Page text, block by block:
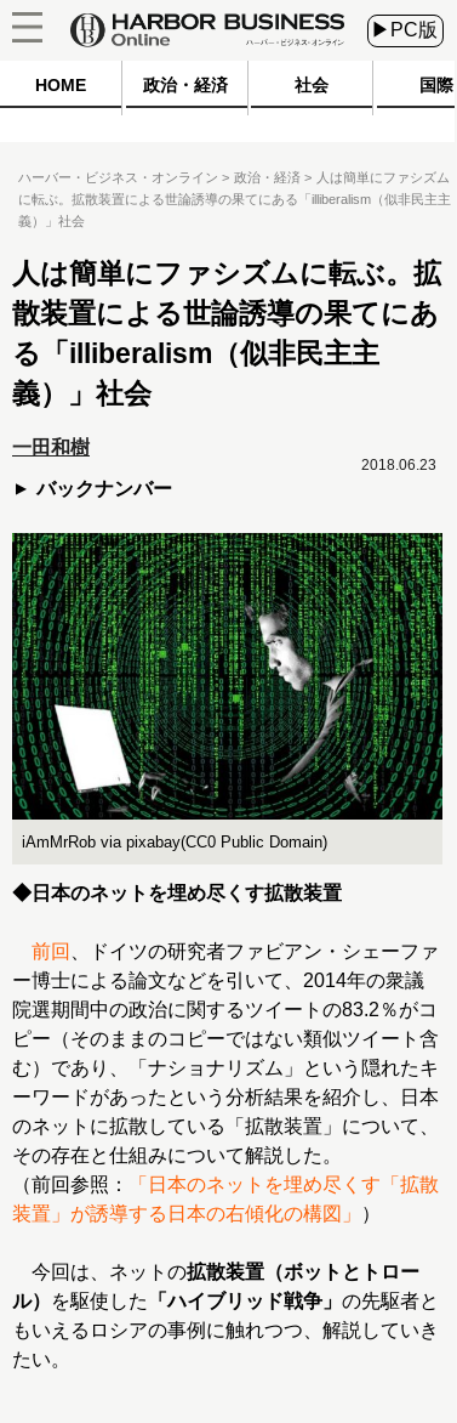
▶PC版
HOME 政治・経済 社会 国際
ハーバー・ビジネス・オンライン 政治・経済
人は簡単にファシズム
に転ぶ。拡散装置による世論誘導の果てにある「illiberalism（似非民主主
義）」社会
人は簡単にファシズムに転ぶ。拡
散装置による世論誘導の果てにあ
る「illiberalism（似非民主主
義）」社会
一田和樹
バックナンバー
2018.06.23
iAmMrRob via pixabay(CC0 Public Domain)
◆日本のネットを埋め尽くす拡散装置
前回
、ドイツの研究者ファビアン・シェーファ
ー博士による論文などを引いて、2014年の衆議
院選期間中の政治に関するツイートの83.2％がコ
ピー（そのままのコピーではない類似ツイート含
む）であり、「ナショナリズム」という隠れたキ
ーワードがあったという分析結果を紹介し、日本
のネットに拡散している「拡散装置」について、
その存在と仕組みについて解説した。
（前回参照：
「日本のネットを埋め尽くす「拡散
装置」が誘導する日本の右傾化の構図」
）
今回は、ネットの拡散装置（ボットとトロー
ル）
を駆使した 「ハイブリッド戦争」 の先駆者と
もいえるロシアの事例に触れつつ、解説していき
たい。